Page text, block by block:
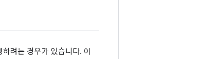
려는 경우가 있습니다. 이